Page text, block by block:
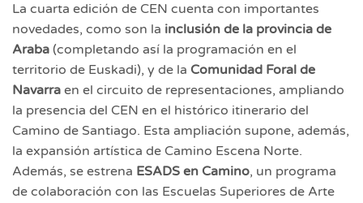
La cuarta edición de CEN cuenta con importantes
novedades, como son la inclusión de la provincia de
Araba (completando así la programación en el
territorio de Euskadi), y de la Comunidad Foral de
Navarra en el circuito de representaciones, ampliando
la presencia del CEN en el histórico itinerario del
Camino de Santiago. Esta ampliación supone, además,
la expansión artística de Camino Escena Norte.
Además, se estrena ESADS en Camino, un programa
de colaboración con las Escuelas Superiores de Arte